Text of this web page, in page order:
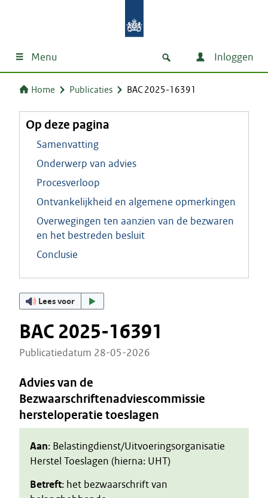
Menu Inloggen
Home Publicaties BAC 2025-16391
Op deze pagina
Samenvatting
Onderwerp van advies
Procesverloop
Ontvankelijkheid en algemene opmerkingen
Overwegingen ten aanzien van de bezwaren
en het bestreden besluit
Conclusie
Lees voor
BAC 2025-16391
Publicatiedatum 28-05-2026
Advies van de
Bezwaarschriftenadviescommissie
hersteloperatie toeslagen
Aan: Belastingdienst/Uitvoeringsorganisatie
Herstel Toeslagen (hierna: UHT)
Betreft: het bezwaarschrift van